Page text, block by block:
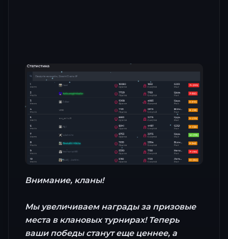
Внимание, кланы!
Мы увеличиваем награды за призовые
места в клановых турнирах! Теперь
ваши победы станут еще ценнее, а